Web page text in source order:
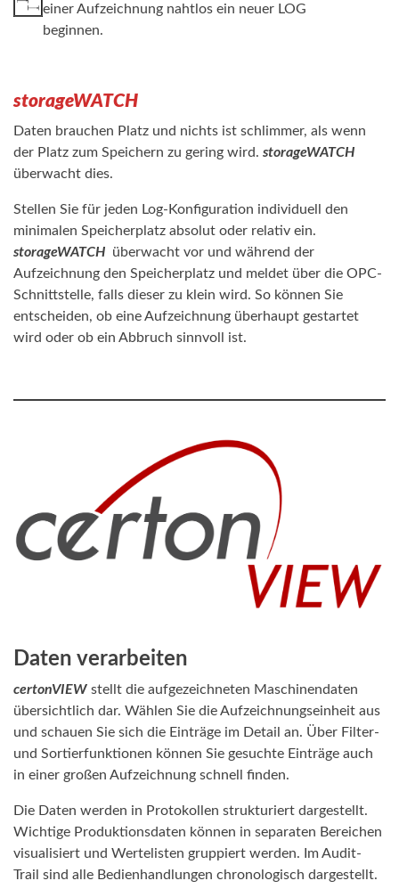
einer Aufzeichnung nahtlos ein neuer LOG
beginnen.
storageWATCH
Daten brauchen Platz und nichts ist schlimmer, als wenn
der Platz zum Speichern zu gering wird. storageWATCH
überwacht dies.
Stellen Sie für jeden Log-Konfiguration individuell den
minimalen Speicherplatz absolut oder relativ ein.
storageWATCH überwacht vor und während der
Aufzeichnung den Speicherplatz und meldet über die OPC-
Schnittstelle, falls dieser zu klein wird. So können Sie
entscheiden, ob eine Aufzeichnung überhaupt gestartet
wird oder ob ein Abbruch sinnvoll ist.
Daten verarbeiten
certonVIEW stellt die aufgezeichneten Maschinendaten
übersichtlich dar. Wählen Sie die Aufzeichnungseinheit aus
und schauen Sie sich die Einträge im Detail an. Über Filter-
und Sortierfunktionen können Sie gesuchte Einträge auch
in einer großen Aufzeichnung schnell finden.
Die Daten werden in Protokollen strukturiert dargestellt.
Wichtige Produktionsdaten können in separaten Bereichen
visualisiert und Wertelisten gruppiert werden. Im Audit-
Trail sind alle Bedienhandlungen chronologisch dargestellt.